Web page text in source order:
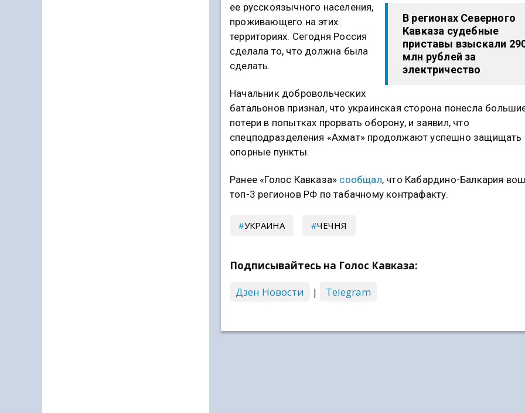
В регионах Северного
Кавказа судебные
приставы взыскали
млн рублей за
электричество
ее русскоязычного населения,
проживающего на этих
территориях. Сегодня Россия
сделала то, что должна была
сделать.
Начальник добровольческих
батальонов признал, что украинская сторона понесла
потери в попытках прорвать оборону, и заявил, что
спецподразделения «Ахмат» продолжают успешно защищать
опорные пункты.
Ранее «Голос Кавказа» сообщал, что Кабардино-Балкария
топ-3 регионов РФ по табачному контрафакту.
УКРАИНА ЧЕЧНЯ
Подписывайтесь на Голос Кавказа:
Дзен Новости
| Telegram